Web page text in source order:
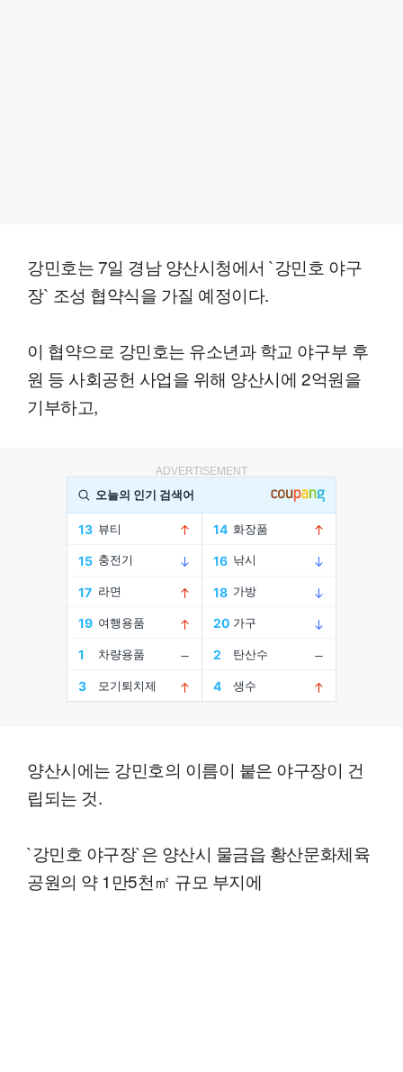
강민호는 7일 경남 양산시청에서 `강민호 야구
장` 조성 협약식을 가질 예정이다.
이 협약으로 강민호는 유소년과 학교 야구부 후
원 등 사회공헌 사업을 위해 양산시에 2억원을
기부하고,
ADVERTISEMENT
양산시에는 강민호의 이름이 붙은 야구장이 건
립되는 것.
`강민호 야구장`은 양산시 물금읍 황산문화체육
공원의 약 1만5천㎡ 규모 부지에